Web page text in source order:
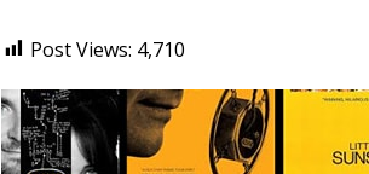
Post Views: 4,710